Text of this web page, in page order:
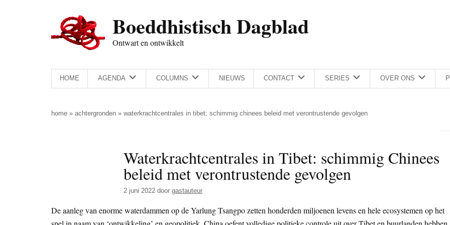
Boeddhistisch Dagblad
Ontwart en ontwikkelt
HOME AGENDA COLUMNS NIEUWS CONTACT SERIES OVER ONS
home » achtergronden » waterkrachtcentrales in tibet: schimmig chinees beleid met verontrustende gevolgen
Waterkrachtcentrales in Tibet: schimmig Chinees
beleid met verontrustende gevolgen
2 juni 2022 door gastauteur
De aanleg van enorme waterdammen op de Yarlung Tsangpo zetten honderden miljoenen levens en hele ecosystemen op het